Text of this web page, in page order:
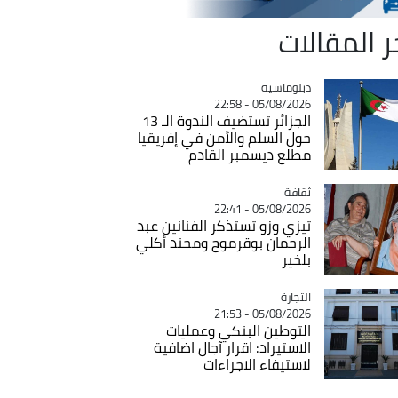
المقالات
Catégorie
دبلوماسية
05/08/2026 - 22:58
الجزائر تستضيف الندوة الـ 13
حول السلم والأمن في إفريقيا
مطلع ديسمبر القادم
Catégorie
ثقافة
05/08/2026 - 22:41
تيزي وزو تستذكر الفنانين عبد
الرحمان بوقرموح ومحند أكلي
بلخير
Catégorie
التجارة
05/08/2026 - 21:53
التوطين البنكي وعمليات
الاستيراد: اقرار آجال اضافية
لاستيفاء الاجراءات